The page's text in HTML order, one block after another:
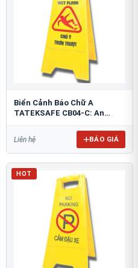
Biển Cảnh Báo Chữ A
TATEKSAFE CB04-C: An
Liên hệ BÁO GIÁ
HOT